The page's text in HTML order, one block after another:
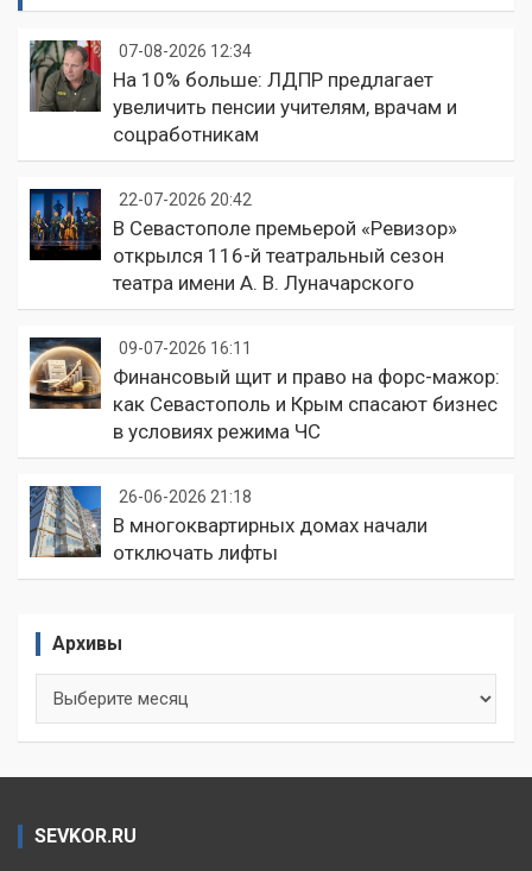
07-08-2026 12:34
На 10% больше: ЛДПР предлагает
увеличить пенсии учителям, врачам и
соцработникам
22-07-2026 20:42
В Севастополе премьерой «Ревизор»
открылся 116-й театральный сезон
театра имени А. В. Луначарского
09-07-2026 16:11
Финансовый щит и право на форс-мажор:
как Севастополь и Крым спасают бизнес
в условиях режима ЧС
26-06-2026 21:18
В многоквартирных домах начали
отключать лифты
Архивы
SEVKOR.RU